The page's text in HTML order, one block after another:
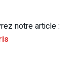
notre article :